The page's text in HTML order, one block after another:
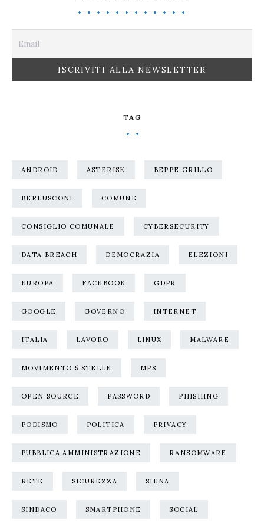
TAG
ANDROID ASTERISK BEPPE GRILLO
BERLUSCONI COMUNE
CONSIGLIO COMUNALE CYBERSECURITY
DATA BREACH DEMOCRAZIA ELEZIONI
EUROPA FACEBOOK GDPR
GOOGLE GOVERNO INTERNET
ITALIA LAVORO LINUX MALWARE
MOVIMENTO 5 STELLE MPS
OPEN SOURCE PASSWORD PHISHING
PODISMO POLITICA PRIVACY
PUBBLICA AMMINISTRAZIONE RANSOMWARE
RETE SICUREZZA SIENA
SINDACO SMARTPHONE SOCIAL